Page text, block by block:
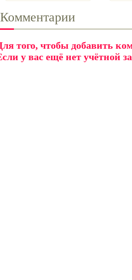
Комментарии
того, чтобы добавить
у вас ещё нет учётной